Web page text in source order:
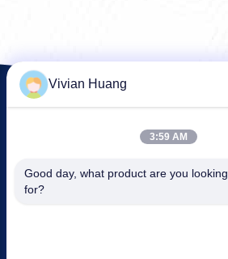
Vivian Huang
3:59 AM
Good day, what product are you looking
for?